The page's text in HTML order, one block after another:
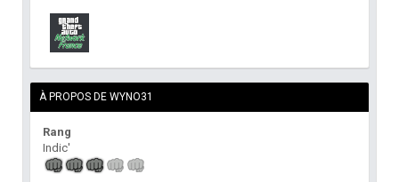
À PROPOS DE WYNO31
Rang
Indic'